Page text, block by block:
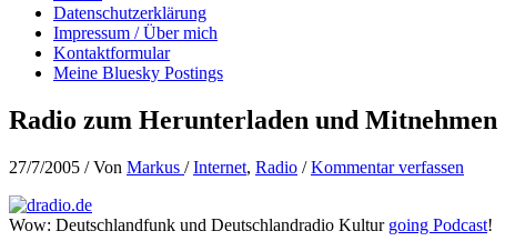
Datenschutzerklärung
Impressum / Über mich
Kontaktformular
Meine Bluesky Postings
Radio zum Herunterladen und Mitnehmen
27/7/2005 / Von Markus /Internet, Radio /Kommentar verfassen
Wow: Deutschlandfunk und Deutschlandradio Kultur going Podcast!